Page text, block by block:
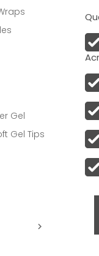
Gel
Gel Tips
